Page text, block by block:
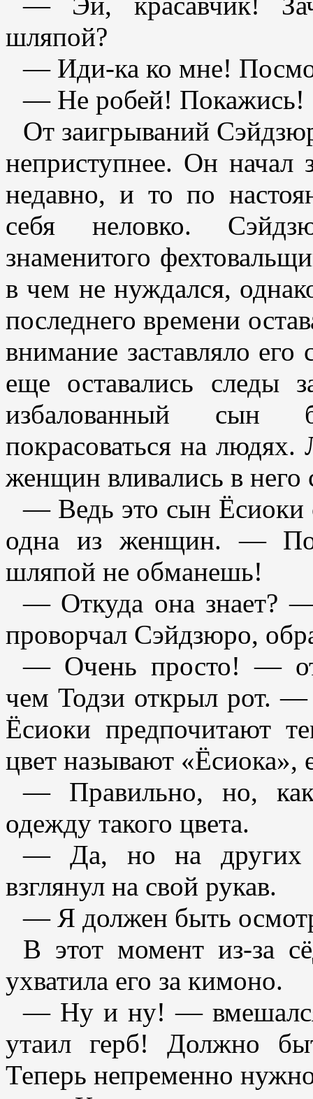
шляпой?
— Иди-ка ко мне!
— Не робей! Покажись!
От заигрываний
неприступнее. Он начал
недавно, и то по
себя неловко.
знаменитого
в чем не нуждался,
последнего времени
внимание заставляло
еще оставались следы
избалованный сын
покрасоваться на людях.
женщин вливались в него
— Ведь это сын Ёсиоки
одна из женщин. —
шляпой не обманешь!
— Откуда она знает?
проворчал Сэйдзюро,
— Очень просто! —
чем Тодзи открыл рот.
Ёсиоки предпочитают
цвет называют «Ёсиока»,
— Правильно, но,
одежду такого цвета.
— Да, но на других
взглянул на свой рукав.
— Я должен быть
В этот момент из-за
ухватила его за кимоно.
— Ну и ну! —
утаил герб! Должно
Теперь непременно